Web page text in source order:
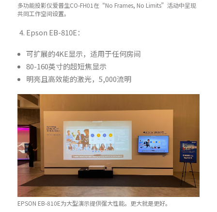
多功能投影仪爱普生CO-FH01在“No Frames, No Limits”活动中呈现
共同工作空间设置。
Epson EB-810E：
可扩展的4KE显示，适用于任何房间
80-160英寸的超短焦显示
明亮且高效能的激光，5,000流明
EPSON EB-810E为大型演示提供强大性能。更大就是更好。